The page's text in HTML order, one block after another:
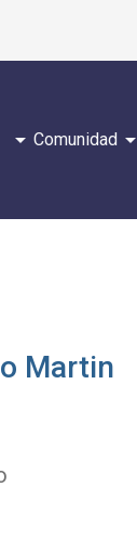
arrow_drop_down Comunidadarrow_drop_down
Martin